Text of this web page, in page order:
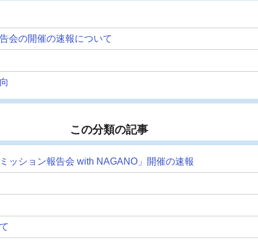
会の開催の速報について
この分類の記事
ション報告会 with NAGANO」開催の速報